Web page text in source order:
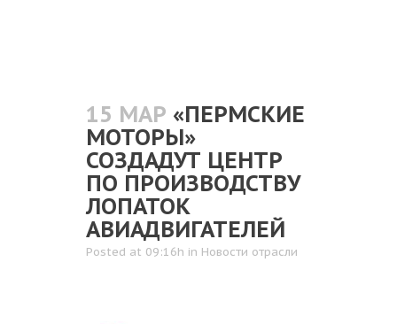
15 МАР «ПЕРМСКИЕ
МОТОРЫ»
СОЗДАДУТ ЦЕНТР
ПО ПРОИЗВОДСТВУ
ЛОПАТОК
АВИАДВИГАТЕЛЕЙ
Posted at 09:16h in Новости отрасли